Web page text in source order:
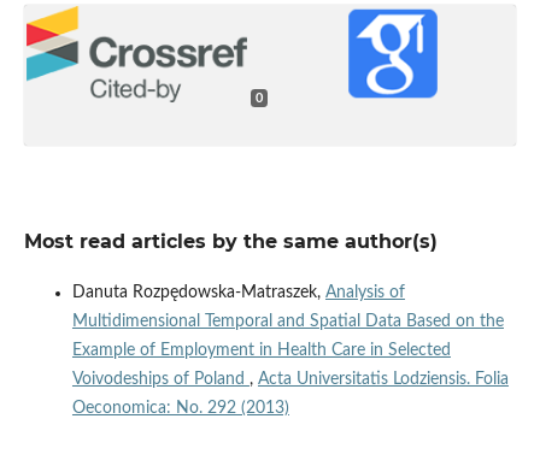
0
Most read articles by the same author(s)
Danuta Rozpędowska-Matraszek, Analysis of
Multidimensional Temporal and Spatial Data Based on the
Example of Employment in Health Care in Selected
Voivodeships of Poland , Acta Universitatis Lodziensis. Folia
Oeconomica: No. 292 (2013)